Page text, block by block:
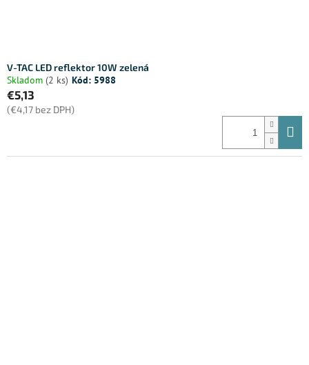
V-TAC LED reflektor 10W zelená
Skladom (2 ks) Kód: 5988
€5,13
(€4,17 bez DPH)